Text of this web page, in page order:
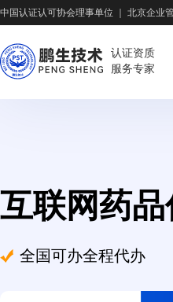
中国认证认可协会理事单位 北京企业
认证资质
服务专家
互联网药
全国可办全程代办